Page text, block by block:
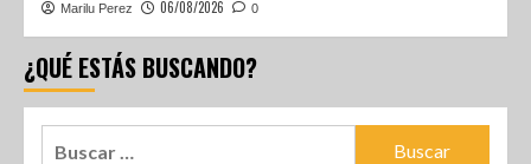
Marilu Perez 06/08/2026 0
¿QUÉ ESTÁS BUSCANDO?